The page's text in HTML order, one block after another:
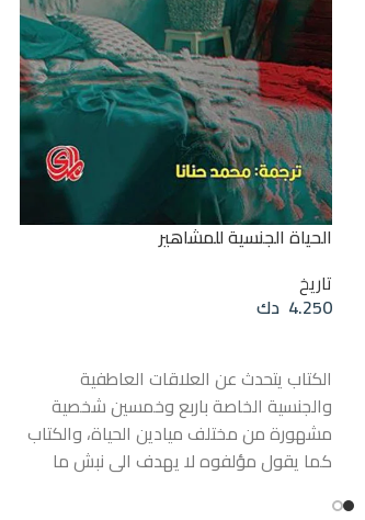
الحياة الجنسية للمشاهير
تاريخ
4.250 دك
الكتاب يتحدث عن العلاقات العاطفية
والجنسية الخاصة باربع وخمسين شخصية
مشهورة من مختلف ميادين الحياة، والكتاب
كما يقول مؤلفوه لا يهدف الى نبش ما